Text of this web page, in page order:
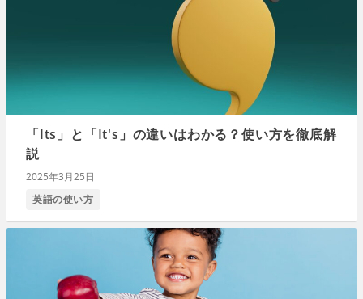
「Its」と「It's」の違いはわかる？使い方を徹底解
説
2025年3月25日
英語の使い方